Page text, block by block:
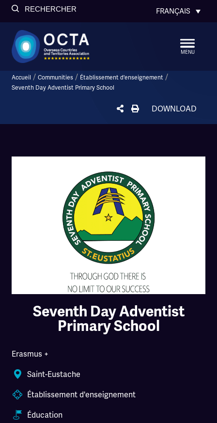
RECHERCHER FRANÇAIS
MENU
Accueil / Communities / Établissement d'enseignement /
Seventh Day Adventist Primary School
DOWNLOAD
Seventh Day Adventist
Primary School
Erasmus +
Saint-Eustache
Établissement d'enseignement
Éducation